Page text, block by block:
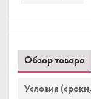
Обзор товара
Условия